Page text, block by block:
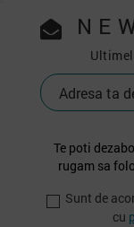
Te poti
rugam sa
Sunt de
cu